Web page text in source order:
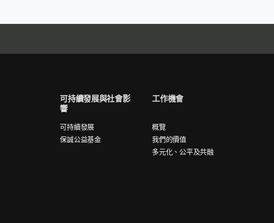
可持續發展與社會影
響
可持續發展
保誠公益基金
工作機會
概覽
我們的價值
多元化、公平及共融